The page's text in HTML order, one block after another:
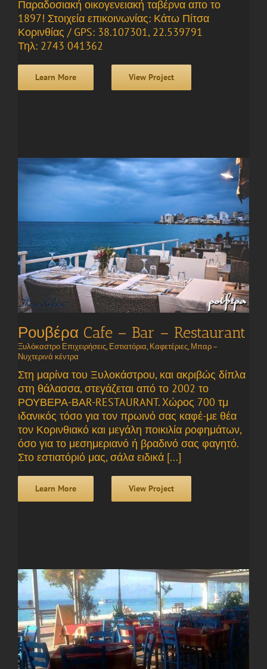
Παραδοσιακή οικογενειακή ταβέρνα απο το
1897! Στοιχεία επικοινωνίας: Κάτω Πίτσα
Κορινθίας / GPS: 38.107301, 22.539791
Τηλ: 2743 041362
Learn More View Project
Ρουβέρα Cafe – Bar – Restaurant
Ξυλόκαστρο Επιχειρήσεις, Εστιατόρια, Καφετέριες, Μπαρ –
Νυχτερινά κέντρα
Στη μαρίνα του Ξυλοκάστρου, και ακριβώς δίπλα
στη θάλασσα, στεγάζεται από το 2002 το
ΡΟΥΒΕΡΑ-ΒΑR-RESTAURANT. Xώρος 700 τμ
ιδανικός τόσο για τον πρωινό σας καφέ-με θέα
τον Κορινθιακό και μεγάλη ποικιλία ροφημάτων,
όσο για το μεσημεριανό ή βραδινό σας φαγητό.
Στο εστιατόριό μας, σάλα ειδικά [...]
Learn More View Project